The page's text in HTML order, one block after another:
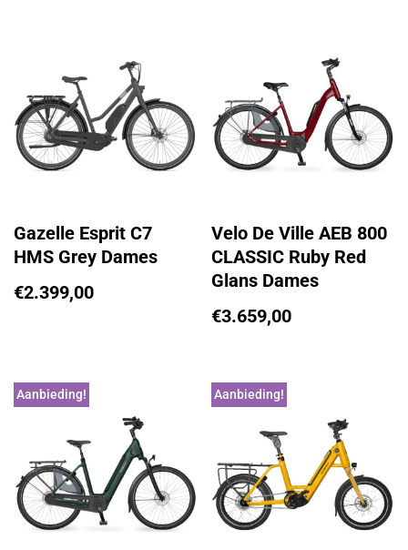
Gazelle Esprit C7
HMS Grey Dames
€2.399,00
Velo De Ville AEB 800
CLASSIC Ruby Red
Glans Dames
€3.659,00
Aanbieding! Aanbieding!